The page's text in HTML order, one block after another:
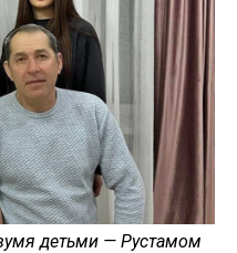
детьми — Рустамом